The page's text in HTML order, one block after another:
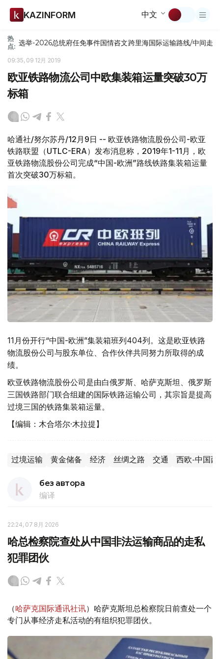
KAZINFORM 中文
热
点: 选举-2026总统府任免事件国情咨文跨里海国际运输路线/中间走廊
09:35, 09 12月 2019
欧亚铁路物流公司中欧集装箱运量突破30万
标箱
哈通社/努尔苏丹/12月9日 -- 欧亚铁路物流股份公司-欧亚
铁路联盟（UTLC-ERA）发布消息称，2019年1-11月，欧
亚铁路物流股份公司完成“中国-欧洲”路线铁路集装箱运量
首次突破30万标箱。
11月份开行“中国-欧洲”集装箱班列404列。这是欧亚铁路
物流股份公司与股东单位、合作伙伴共同努力所取得的成
绩。
欧亚铁路物流股份公司是由白俄罗斯、哈萨克斯坦、俄罗斯
三国铁路部门联合组建的国际铁路运输公司，其宗旨是提高
过境三国的铁路集装箱运量。
【编辑：木合塔尔·木拉提】
过境运输 黄金储备 经济 丝绸之路 交通 西欧-中国
без автора
编译
22:24, 07 8月 2026
哈总检察院查处从中国非法运输商品的走私
犯罪团伙
（哈萨克国际通讯社讯）哈萨克斯坦总检察院日前查处一个
专门从事经济走私活动的有组织犯罪团伙。